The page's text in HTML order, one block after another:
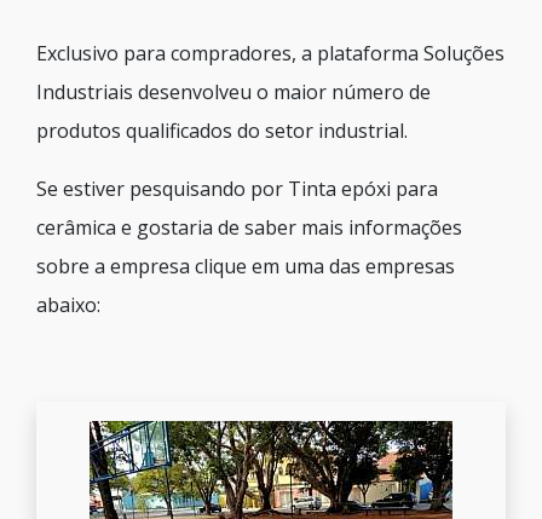
Exclusivo para compradores, a plataforma Soluções
Industriais desenvolveu o maior número de
produtos qualificados do setor industrial.
Se estiver pesquisando por Tinta epóxi para
cerâmica e gostaria de saber mais informações
sobre a empresa clique em uma das empresas
abaixo: